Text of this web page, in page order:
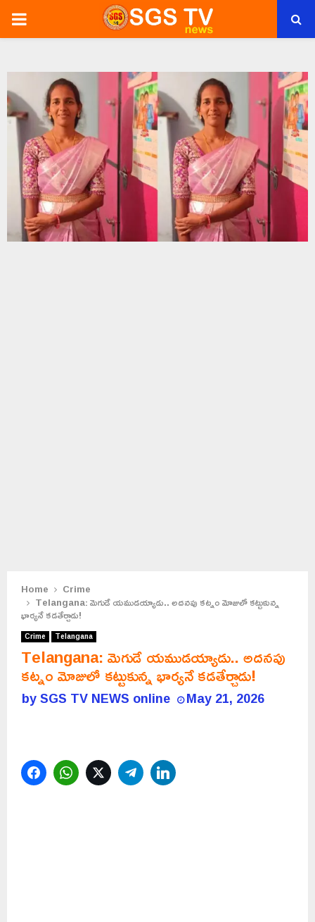
PRIMARY
Home Crime
Telangana: మెగుడే యముడయ్యాడు.. అదనపు కట్నం మోజులో కట్టుకున్న
భార్యనే కడతేర్చాడు!
Crime Telangana
Telangana: మెగుడే యముడయ్యాడు.. అదనపు
కట్నం మోజులో కట్టుకున్న భార్యనే కడతేర్చాడు!
bySGS TV NEWS online May 21, 2026
FacebookWhatsAppTwitterTelegram